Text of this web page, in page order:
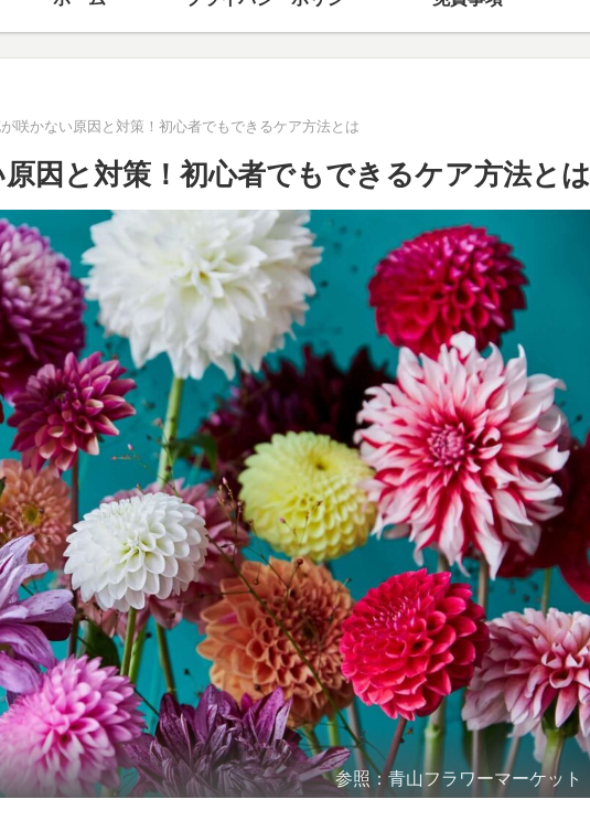
咲かない原因と対策！初心者でもできるケア方法とは
因と対策！初心者でもできるケア方法とは
参照：青山フラワーマーケット